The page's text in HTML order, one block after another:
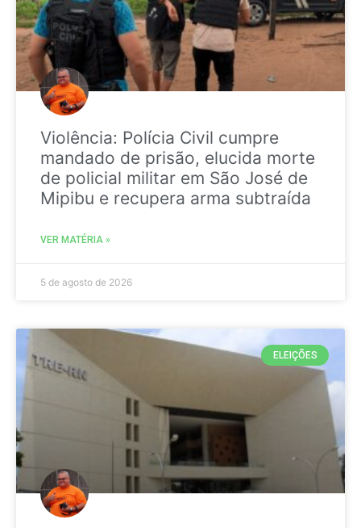
Violência: Polícia Civil cumpre
mandado de prisão, elucida morte
de policial militar em São José de
Mipibu e recupera arma subtraída
VER MATÉRIA »
5 de agosto de 2026
ELEIÇÕES